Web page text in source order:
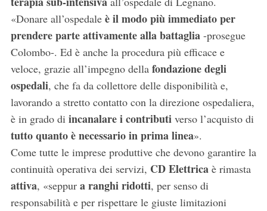
«Donare all’ospedaleè il modo più immediato per
prendere parte attivamente alla battaglia-prosegue
Colombo-. Ed è anche la procedura più efficace e
veloce, grazie all’impegno della fondazione degli
ospedali, che fa da collettore delle disponibilità e,
lavorando a stretto contatto con la direzione ospedaliera,
è in grado di incanalare i contributiverso l’acquisto di
tutto quanto è necessario in prima linea».
Come tutte le imprese produttive che devono garantire la
continuità operativa dei servizi, CD Elettricaè rimasta
attiva, «seppur a ranghi ridotti, per senso di
responsabilità e per rispettare le giuste limitazioni